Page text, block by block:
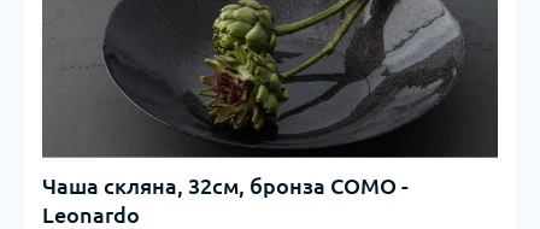
Чаша скляна, 32см, бронза COMO -
Leonardo